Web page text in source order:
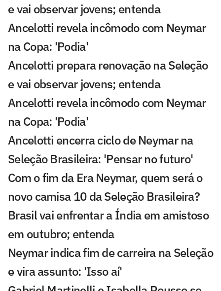
e vai observar jovens; entenda
Ancelotti revela incômodo com Neymar
na Copa: 'Podia'
Ancelotti prepara renovação na Seleção
e vai observar jovens; entenda
Ancelotti revela incômodo com Neymar
na Copa: 'Podia'
Ancelotti encerra ciclo de Neymar na
Seleção Brasileira: 'Pensar no futuro'
Com o fim da Era Neymar, quem será o
novo camisa 10 da Seleção Brasileira?
Brasil vai enfrentar a Índia em amistoso
em outubro; entenda
Neymar indica fim de carreira na Seleção
e vira assunto: 'Isso aí'